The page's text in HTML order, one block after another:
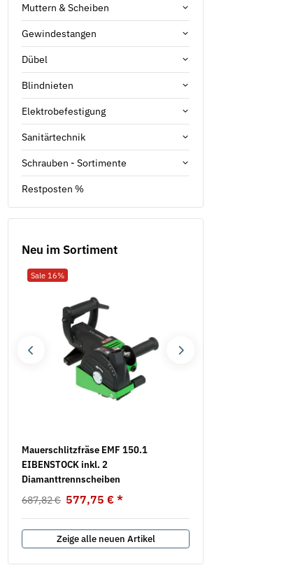
Muttern & Scheiben
Gewindestangen
Dübel
Blindnieten
Elektrobefestigung
Sanitärtechnik
Schrauben - Sortimente
Restposten %
Neu im Sortiment
Sale 16%
Mauerschlitzfräse EMF 150.1
EIBENSTOCK inkl. 2
Diamanttrennscheiben
687,82 € 577,75 € *
Zeige alle neuen Artikel